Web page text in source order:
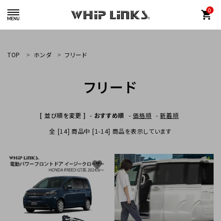
0
shopping_cart
whiplinks@heriantasu.com
048-452-8995
search
カテゴリーから探す
TOP ホンダ フリード
フリード
[ 並び順を変更 ] - おすすめ順 -価格順 -新着順
全 [14] 商品中 [1-14] 商品を表示しています
favorite favorite